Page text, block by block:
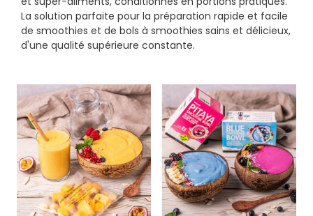
La solution parfaite pour la préparation rapide et facile
de smoothies et de bols à smoothies sains et délicieux,
d'une qualité supérieure constante.